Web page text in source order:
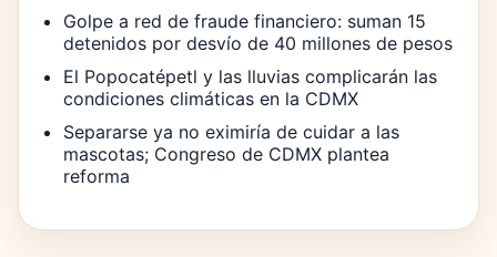
Golpe a red de fraude financiero: suman 15
detenidos por desvío de 40 millones de pesos
El Popocatépetl y las lluvias complicarán las
condiciones climáticas en la CDMX
Separarse ya no eximiría de cuidar a las
mascotas; Congreso de CDMX plantea
reforma